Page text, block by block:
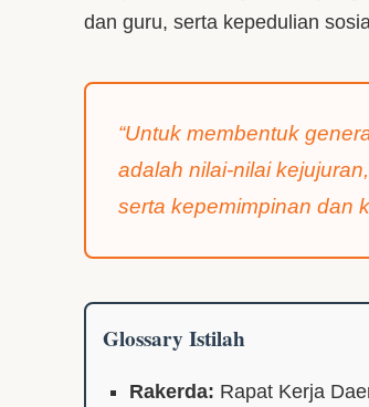
dan guru, serta kepedulian
“Untuk membentuk
adalah nilai-nilai
serta kepemimpinan dan
Glossary Istilah
Rakerda: Rapat Kerja